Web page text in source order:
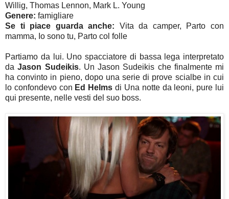
Willig, Thomas Lennon, Mark L. Young
Genere: famigliare
Se ti piace guarda anche: Vita da camper, Parto con
mamma, Io sono tu, Parto col folle
Partiamo da lui. Uno spacciatore di bassa lega interpretato
daJason Sudeikis. Un Jason Sudeikis che finalmente mi
ha convinto in pieno, dopo una serie di prove scialbe in cui
lo confondevo con Ed Helms di Una notte da leoni, pure lui
qui presente, nelle vesti del suo boss.